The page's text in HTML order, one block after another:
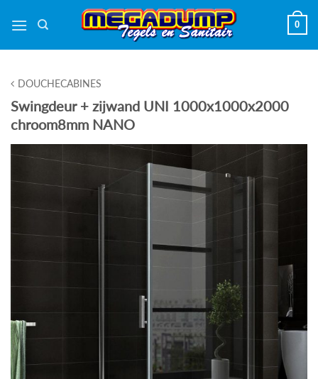
naar
0
DOUCHECABINES
Swingdeur + zijwand UNI 1000x1000x2000
chroom8mm NANO